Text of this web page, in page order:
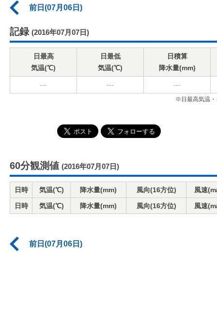
前日(07月06日)
記録 (2016年07月07日)
日最高
気温(℃)
日最低
気温(℃)
日積算
降水量(mm)
--- --- ---
※日最高気温・
60分観測値 (2016年07月07日)
日時 気温(℃) 降水量(mm) 風向(16方位) 風速
日時 気温(℃) 降水量(mm) 風向(16方位) 風速
前日(07月06日)